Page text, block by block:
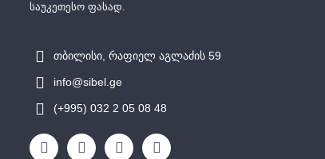
საუკეთესო ფასად.
თბილისი, რაფიელ აგლაძის 59
info@sibel.ge
(+995) 032 2 05 08 48